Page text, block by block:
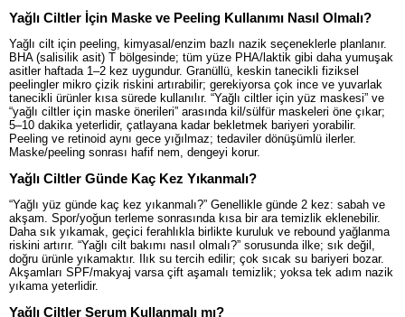
Yağlı Ciltler İçin Maske ve Peeling Kullanımı Nasıl Olmalı?
Yağlı cilt için peeling, kimyasal/enzim bazlı nazik seçeneklerle planlanır.
BHA (salisilik asit) T bölgesinde; tüm yüze PHA/laktik gibi daha yumuşak
asitler haftada 1–2 kez uygundur. Granüllü, keskin tanecikli fiziksel
peelingler mikro çizik riskini artırabilir; gerekiyorsa çok ince ve yuvarlak
tanecikli ürünler kısa sürede kullanılır. “Yağlı ciltler için yüz maskesi” ve
“yağlı ciltler için maske önerileri” arasında kil/sülfür maskeleri öne çıkar;
5–10 dakika yeterlidir, çatlayana kadar bekletmek bariyeri yorabilir.
Peeling ve retinoid aynı gece yığılmaz; tedaviler dönüşümlü ilerler.
Maske/peeling sonrası hafif nem, dengeyi korur.
Yağlı Ciltler Günde Kaç Kez Yıkanmalı?
“Yağlı yüz günde kaç kez yıkanmalı?” Genellikle günde 2 kez: sabah ve
akşam. Spor/yoğun terleme sonrasında kısa bir ara temizlik eklenebilir.
Daha sık yıkamak, geçici ferahlıkla birlikte kuruluk ve rebound yağlanma
riskini artırır. “Yağlı cilt bakımı nasıl olmalı?” sorusunda ilke; sık değil,
doğru ürünle yıkamaktır. Ilık su tercih edilir; çok sıcak su bariyeri bozar.
Akşamları SPF/makyaj varsa çift aşamalı temizlik; yoksa tek adım nazik
yıkama yeterlidir.
Yağlı Ciltler Serum Kullanmalı mı?